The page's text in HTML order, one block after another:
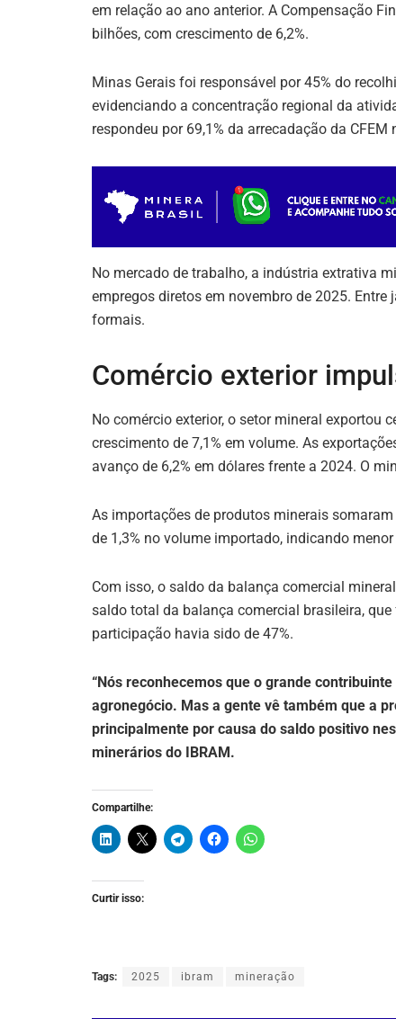
em relação ao ano anterior. A Compensação
bilhões, com crescimento de 6,2%.
Minas Gerais foi responsável por 45% do
evidenciando a concentração regional da
respondeu por 69,1% da arrecadação da CFEM
No mercado de trabalho, a indústria extrativa
empregos diretos em novembro de 2025.
formais.
Comércio exterior
No comércio exterior, o setor mineral exportou
crescimento de 7,1% em volume. As
avanço de 6,2% em dólares frente a 2024. O
As importações de produtos minerais
de 1,3% no volume importado, indicando
Com isso, o saldo da balança comercial
saldo total da balança comercial brasileira,
participação havia sido de 47%.
“Nós reconhecemos que o grande
agronegócio. Mas a gente vê também que a
principalmente por causa do saldo positivo
minerários do IBRAM.
Compartilhe:
Curtir isso:
Tags: 2025 ibram mineração